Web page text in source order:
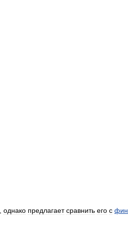
однако предлагает сравнить его с фин